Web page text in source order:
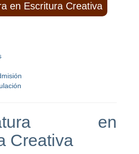
en
Creativa
en Escritura Creativa